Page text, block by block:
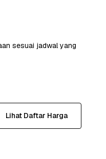
sesuai jadwal yang
Lihat Daftar Harga